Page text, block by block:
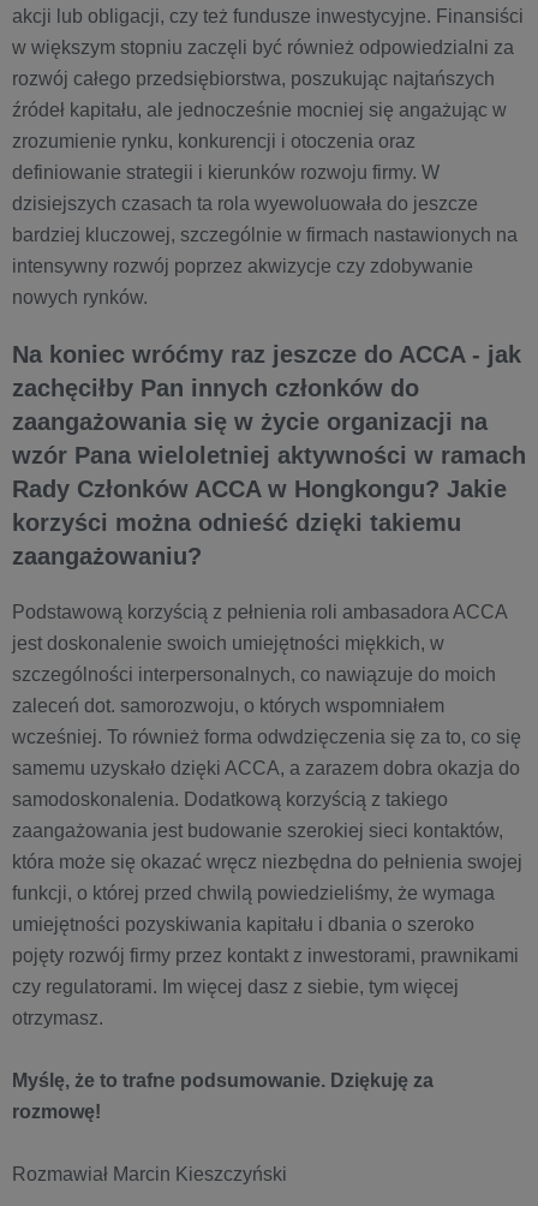
akcji lub obligacji, czy też fundusze inwestycyjne. Finansiści
w większym stopniu zaczęli być również odpowiedzialni za
rozwój całego przedsiębiorstwa, poszukując najtańszych
źródeł kapitału, ale jednocześnie mocniej się angażując w
zrozumienie rynku, konkurencji i otoczenia oraz
definiowanie strategii i kierunków rozwoju firmy. W
dzisiejszych czasach ta rola wyewoluowała do jeszcze
bardziej kluczowej, szczególnie w firmach nastawionych na
intensywny rozwój poprzez akwizycje czy zdobywanie
nowych rynków.
Na koniec wróćmy raz jeszcze do ACCA - jak
zachęciłby Pan innych członków do
zaangażowania się w życie organizacji na
wzór Pana wieloletniej aktywności w ramach
Rady Członków ACCA w Hongkongu? Jakie
korzyści można odnieść dzięki takiemu
zaangażowaniu?
Podstawową korzyścią z pełnienia roli ambasadora ACCA
jest doskonalenie swoich umiejętności miękkich, w
szczególności interpersonalnych, co nawiązuje do moich
zaleceń dot. samorozwoju, o których wspomniałem
wcześniej. To również forma odwdzięczenia się za to, co się
samemu uzyskało dzięki ACCA, a zarazem dobra okazja do
samodoskonalenia. Dodatkową korzyścią z takiego
zaangażowania jest budowanie szerokiej sieci kontaktów,
która może się okazać wręcz niezbędna do pełnienia swojej
funkcji, o której przed chwilą powiedzieliśmy, że wymaga
umiejętności pozyskiwania kapitału i dbania o szeroko
pojęty rozwój firmy przez kontakt z inwestorami, prawnikami
czy regulatorami. Im więcej dasz z siebie, tym więcej
otrzymasz.
Myślę, że to trafne podsumowanie. Dziękuję za
rozmowę!
Rozmawiał Marcin Kieszczyński